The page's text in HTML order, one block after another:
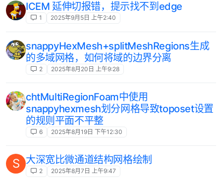
ICEM 延伸切报错，提示找不到edge
1 2025年9月5日 上午2:40
snappyHexMesh+splitMeshRegions生成
的多域网格，如何将域的边界分离
2 2025年8月20日 上午9:28
chtMultiRegionFoam中使用
snappyhexmesh划分网格导致toposet设置
的规则平面不平整
6 2025年8月19日 下午12:30
S 大深宽比微通道结构网格绘制
2 2025年8月7日 上午9:47